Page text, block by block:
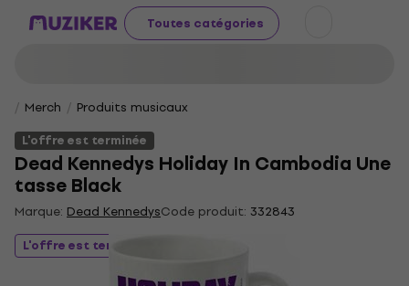
Toutes catégories
Merch
Produits musicaux
L'offre est terminée
Dead Kennedys Holiday In Cambodia Une
tasse Black
Marque: Dead KennedysCode produit: 332843
L'offre est terminée